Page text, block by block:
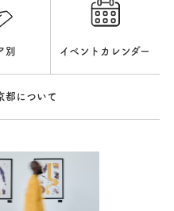
別 イベントカレンダー
都について